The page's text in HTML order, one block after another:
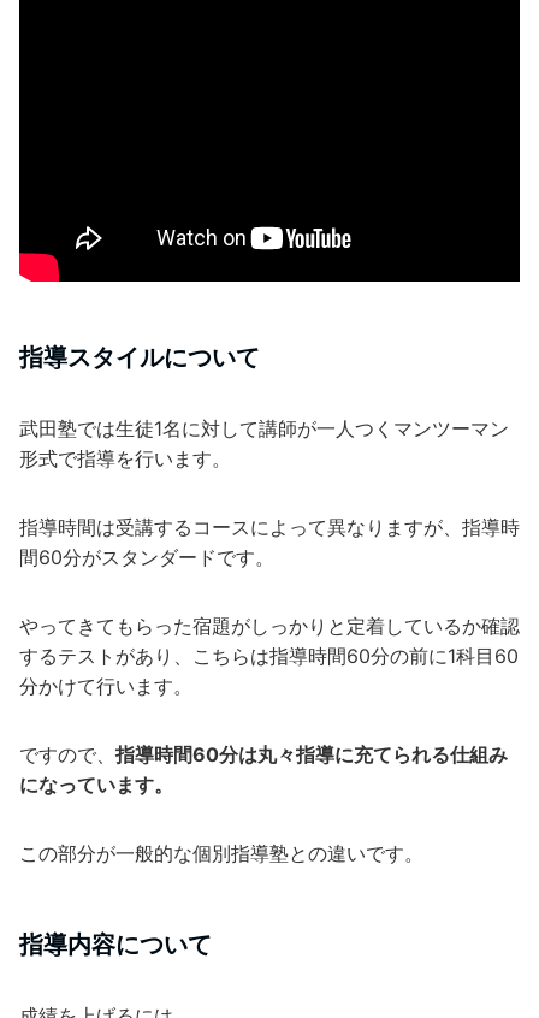
指導スタイルについて
武田塾では生徒1名に対して講師が一人つくマンツーマン
形式で指導を行います。
指導時間は受講するコースによって異なりますが、指導時
間60分がスタンダードです。
やってきてもらった宿題がしっかりと定着しているか確認
するテストがあり、こちらは指導時間60分の前に1科目60
分かけて行います。
ですので、 指導時間60分は丸々指導に充てられる仕組み
になっています。
この部分が一般的な個別指導塾との違いです。
指導内容について